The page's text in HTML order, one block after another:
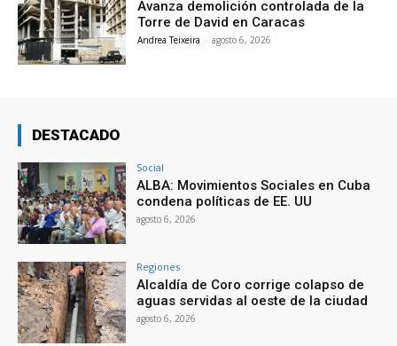
Avanza demolición controlada de la
Torre de David en Caracas
Andrea Teixeira - agosto 6, 2026
DESTACADO
Social
ALBA: Movimientos Sociales en Cuba
condena políticas de EE. UU
agosto 6, 2026
Regiones
Alcaldía de Coro corrige colapso de
aguas servidas al oeste de la ciudad
agosto 6, 2026